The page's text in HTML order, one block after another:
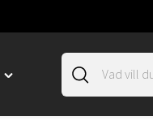
Toggle